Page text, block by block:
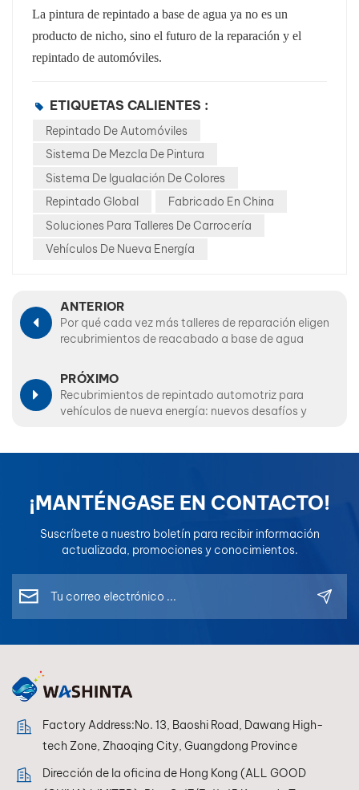
La pintura de repintado a base de agua ya no es un
producto de nicho, sino el futuro de la reparación y el
repintado de automóviles.
ETIQUETAS CALIENTES :
Repintado De Automóviles
Sistema De Mezcla De Pintura
Sistema De Igualación De Colores
Repintado Global
Fabricado En China
Soluciones Para Talleres De Carrocería
Vehículos De Nueva Energía
ANTERIOR
Por qué cada vez más talleres de reparación eligen
recubrimientos de reacabado a base de agua
PRÓXIMO
Recubrimientos de repintado automotriz para
vehículos de nueva energía: nuevos desafíos y
¡MANTÉNGASE EN CONTACTO!
Suscríbete a nuestro boletín para recibir información
actualizada, promociones y conocimientos.
Factory Address:No. 13, Baoshi Road, Dawang High-
tech Zone, Zhaoqing City, Guangdong Province
Dirección de la oficina de Hong Kong (ALL GOOD